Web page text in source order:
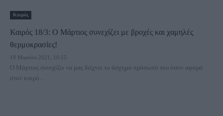
Καιρός
Καιρός 18/3: Ο Μάρτιος συνεχίζει με βροχές και χαμηλές
θερμοκρασίες!
18 Μαρτίου 2021, 10:15
Ο Μάρτιος συνεχίζει να μας δείχνει το άσχημο πρόσωπό του όσον αφορά
στον καιρό...